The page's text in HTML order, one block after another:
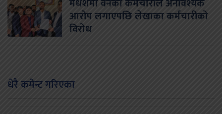
आरोप लगाएपछि लेखाका कर्मचारीको
विरोध
धेरै कमेन्ट गरिएका